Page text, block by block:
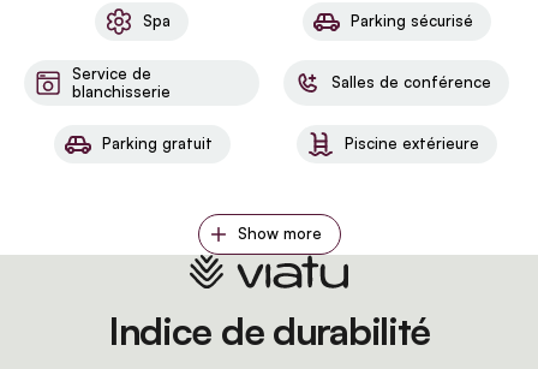
Spa Parking sécurisé
Service de
blanchisserie
Salles de conférence
Parking gratuit Piscine extérieure
Show more
Indice de durabilité